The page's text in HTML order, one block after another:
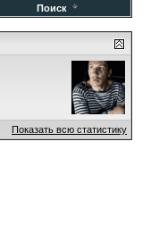
Поиск
Показать всю статистику